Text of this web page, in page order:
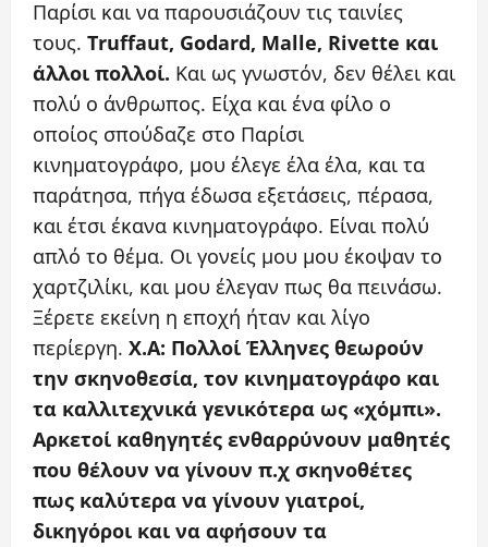
Παρίσι και να παρουσιάζουν τις ταινίες
τους. Truffaut, Godard, Malle, Rivette και
άλλοι πολλοί. Και ως γνωστόν, δεν θέλει και
πολύ ο άνθρωπος. Είχα και ένα φίλο ο
οποίος σπούδαζε στο Παρίσι
κινηματογράφο, μου έλεγε έλα έλα, και τα
παράτησα, πήγα έδωσα εξετάσεις, πέρασα,
και έτσι έκανα κινηματογράφο. Είναι πολύ
απλό το θέμα. Οι γονείς μου μου έκοψαν το
χαρτζιλίκι, και μου έλεγαν πως θα πεινάσω.
Ξέρετε εκείνη η εποχή ήταν και λίγο
περίεργη. X.A: Πολλοί Έλληνες θεωρούν
την σκηνοθεσία, τον κινηματογράφο και
τα καλλιτεχνικά γενικότερα ως «χόμπι».
Αρκετοί καθηγητές ενθαρρύνουν μαθητές
που θέλουν να γίνουν π.χ σκηνοθέτες
πως καλύτερα να γίνουν γιατροί,
δικηγόροι και να αφήσουν τα